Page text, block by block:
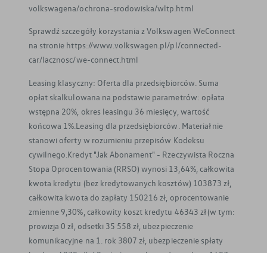
volkswagena/ochrona-srodowiska/wltp.html
Sprawdź szczegóły korzystania z Volkswagen WeConnect
na stronie https://www.volkswagen.pl/pl/connected-
car/lacznosc/we-connect.html
Leasing klasyczny: Oferta dla przedsiębiorców. Suma
opłat skalkulowana na podstawie parametrów: opłata
wstępna 20%, okres leasingu 36 miesięcy, wartość
końcowa 1%.Leasing dla przedsiębiorców. Materiał nie
stanowi oferty w rozumieniu przepisów Kodeksu
cywilnego.Kredyt "Jak Abonament" - Rzeczywista Roczna
Stopa Oprocentowania (RRSO) wynosi 13,64%, całkowita
kwota kredytu (bez kredytowanych kosztów) 103873 zł,
całkowita kwota do zapłaty 150216 zł, oprocentowanie
zmienne 9,30%, całkowity koszt kredytu 46343 zł (w tym:
prowizja 0 zł, odsetki 35 558 zł, ubezpieczenie
komunikacyjne na 1. rok 3807 zł, ubezpieczenie spłaty